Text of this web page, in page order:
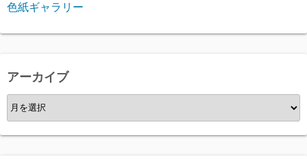
色紙ギャラリー
アーカイブ
ア
ー
カ